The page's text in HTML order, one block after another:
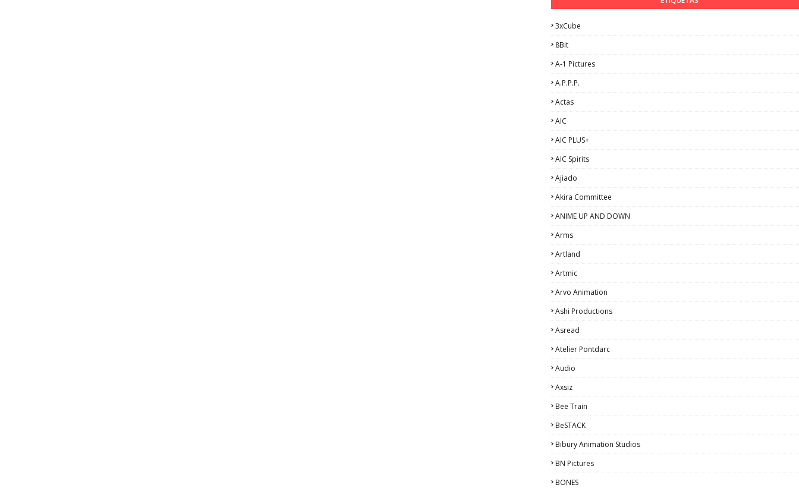
3xCube
8Bit
A-1 Pictures
A.P.P.P.
Actas
AIC
AIC PLUS+
AIC Spirits
Ajiado
Akira Committee
ANIME UP AND DOWN
Arms
Artland
Artmic
Arvo Animation
Ashi Productions
Asread
Atelier Pontdarc
Audio
Axsiz
Bee Train
BeSTACK
Bibury Animation Studios
BN Pictures
BONES